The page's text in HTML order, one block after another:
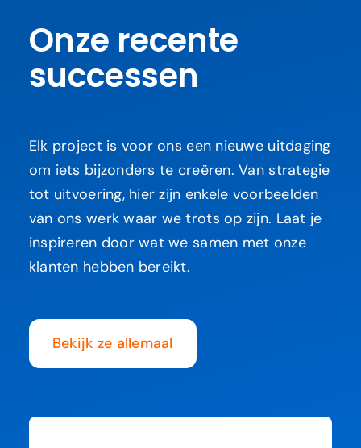
Onze recente
successen
Elk project is voor ons een nieuwe uitdaging
om iets bijzonders te creëren. Van strategie
tot uitvoering, hier zijn enkele voorbeelden
van ons werk waar we trots op zijn. Laat je
inspireren door wat we samen met onze
klanten hebben bereikt.
Bekijk ze allemaal